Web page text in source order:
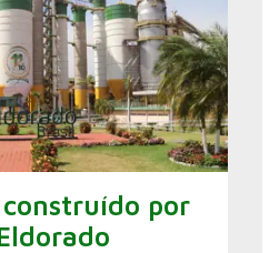
construído por